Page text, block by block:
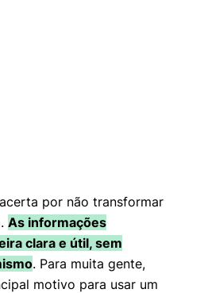
por não transformar
As informações
clara e útil, sem
. Para muita gente,
motivo para usar um